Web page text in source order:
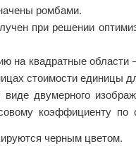
ромбами.
при решении
на квадратные
стоимости единицы
двумерного
коэффициенту
черным цветом.